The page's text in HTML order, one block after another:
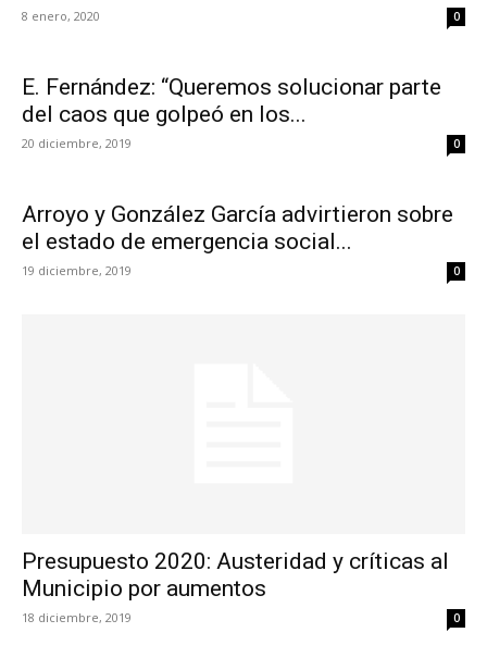
8 enero, 2020 0
E. Fernández: “Queremos solucionar parte
del caos que golpeó en los...
20 diciembre, 2019 0
Arroyo y González García advirtieron sobre
el estado de emergencia social...
19 diciembre, 2019 0
Presupuesto 2020: Austeridad y críticas al
Municipio por aumentos
18 diciembre, 2019 0